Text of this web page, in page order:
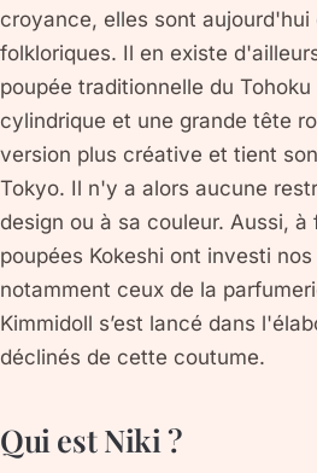
croyance, elles sont aujourd'hui
folkloriques. Il en existe
poupée traditionnelle du
cylindrique et une grande tête
version plus créative et tient
Tokyo. Il n'y a alors aucune
design ou à sa couleur. Aussi,
poupées Kokeshi ont investi
notamment ceux de la
Kimmidoll s’est lancé dans
déclinés de cette coutume.
Qui est Niki ?